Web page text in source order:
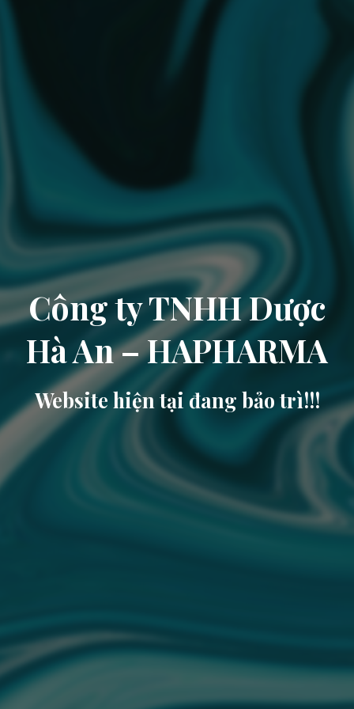
Công ty TNHH Dược
Hà An – HAPHARMA
Website hiện tại đang bảo trì!!!